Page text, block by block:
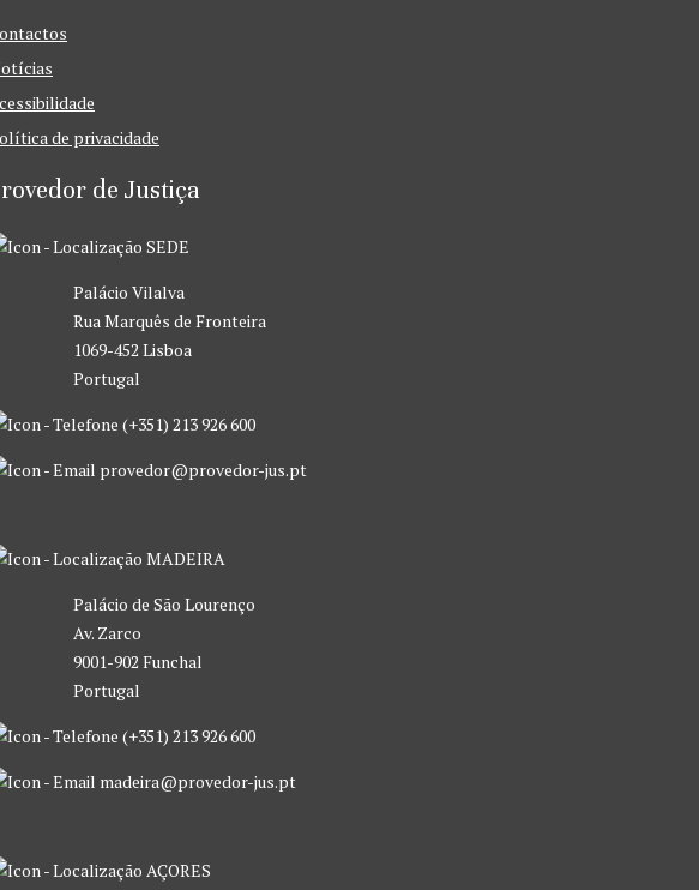
de privacidade
de Justiça
SEDE
Palácio Vilalva
Rua Marquês de Fronteira
1069-452 Lisboa
Portugal
(+351) 213 926 600
provedor@provedor-jus.pt
MADEIRA
Palácio de São Lourenço
Av. Zarco
9001-902 Funchal
Portugal
(+351) 213 926 600
madeira@provedor-jus.pt
AÇORES